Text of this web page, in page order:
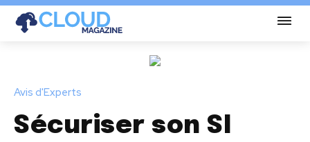
Avis d'Experts
Sécuriser son SI